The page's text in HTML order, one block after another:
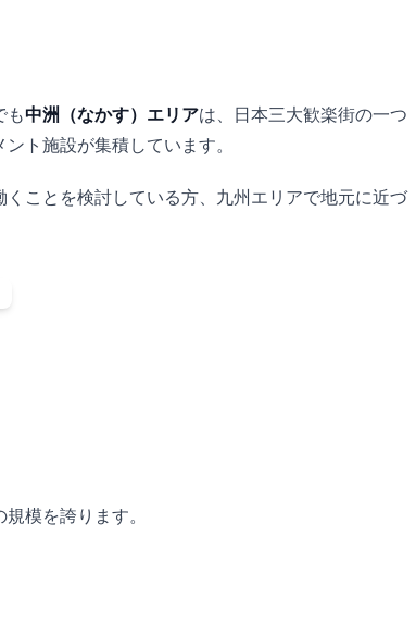
も中洲（なかす）エリアは、日本三大歓楽街の一つ
ト施設が集積しています。
ことを検討している方、九州エリアで地元に近づ
規模を誇ります。